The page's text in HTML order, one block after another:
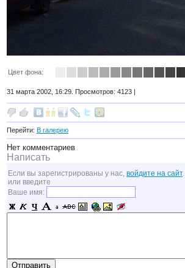
Цвет фона:
31 марта 2002, 16:29. Просмотров: 4123 |
Перейти: В галерею
Нет комментариев
Написать
Если вы зарегистрированы у нас, войдите на сайт.
или введите
Ваше имя: